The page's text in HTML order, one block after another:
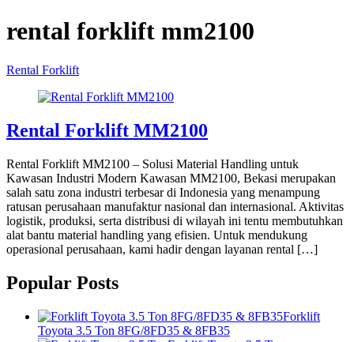
rental forklift mm2100
Rental Forklift
Rental Forklift MM2100
Rental Forklift MM2100 – Solusi Material Handling untuk
Kawasan Industri Modern Kawasan MM2100, Bekasi merupakan
salah satu zona industri terbesar di Indonesia yang menampung
ratusan perusahaan manufaktur nasional dan internasional. Aktivitas
logistik, produksi, serta distribusi di wilayah ini tentu membutuhkan
alat bantu material handling yang efisien. Untuk mendukung
operasional perusahaan, kami hadir dengan layanan rental […]
Popular Posts
Forklift
Toyota 3.5 Ton 8FG/8FD35 & 8FB35